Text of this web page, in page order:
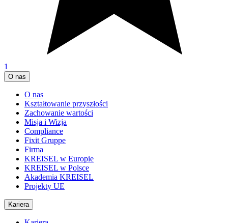
1
O nas
O nas
Kształtowanie przyszłości
Zachowanie wartości
Misja i Wizja
Compliance
Fixit Gruppe
Firma
KREISEL w Europie
KREISEL w Polsce
Akademia KREISEL
Projekty UE
Kariera